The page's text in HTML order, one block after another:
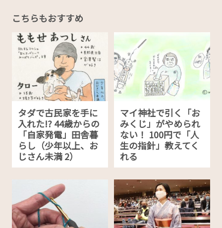
こちらもおすすめ
タダで古民家を手に
入れた!? 44歳からの
「自家発電」田舎暮
らし（少年以上、お
じさん未満 2）
マイ神社で引く「お
みくじ」がやめられ
ない！ 100円で「人
生の指針」教えてく
れる